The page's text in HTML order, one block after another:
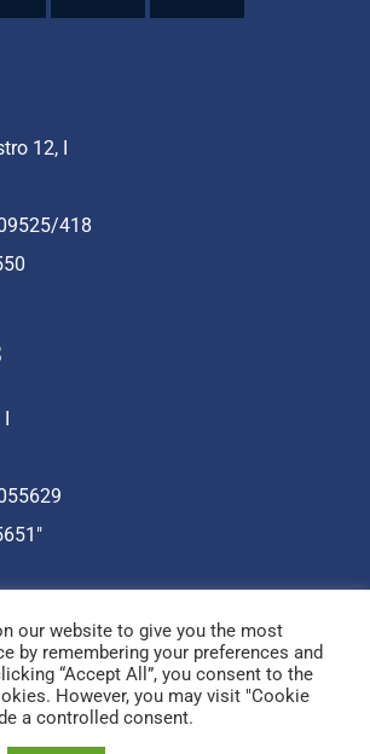
12, I
418
a cura di Cnr Nano
our website to give you the most
by remembering your preferences and
“Accept All”, you consent to the
However, you may visit "Cookie
a controlled consent.